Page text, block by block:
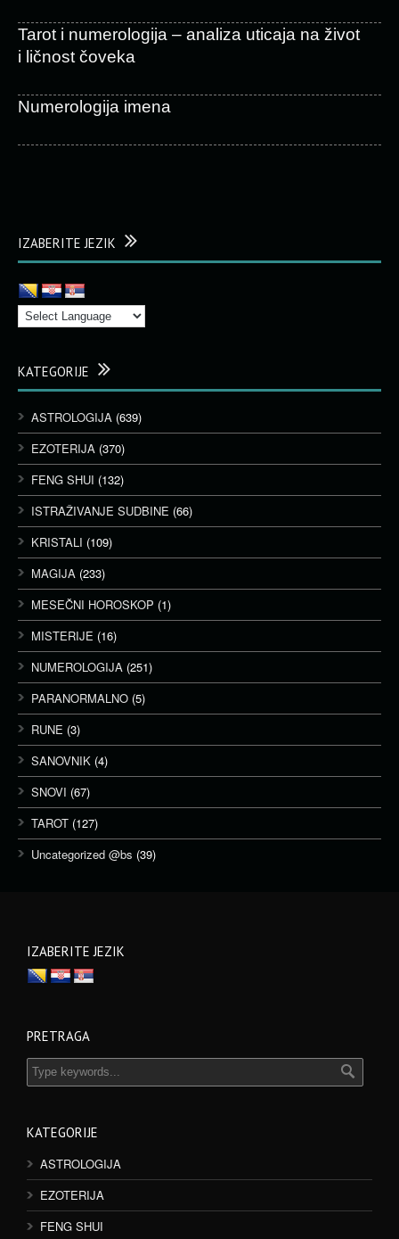
Tarot i numerologija – analiza uticaja na život
i ličnost čoveka
Numerologija imena
IZABERITE JEZIK
KATEGORIJE
ASTROLOGIJA (639)
EZOTERIJA (370)
FENG SHUI (132)
ISTRAŽIVANJE SUDBINE (66)
KRISTALI (109)
MAGIJA (233)
MESEČNI HOROSKOP (1)
MISTERIJE (16)
NUMEROLOGIJA (251)
PARANORMALNO (5)
RUNE (3)
SANOVNIK (4)
SNOVI (67)
TAROT (127)
Uncategorized @bs (39)
IZABERITE JEZIK
PRETRAGA
KATEGORIJE
ASTROLOGIJA
EZOTERIJA
FENG SHUI